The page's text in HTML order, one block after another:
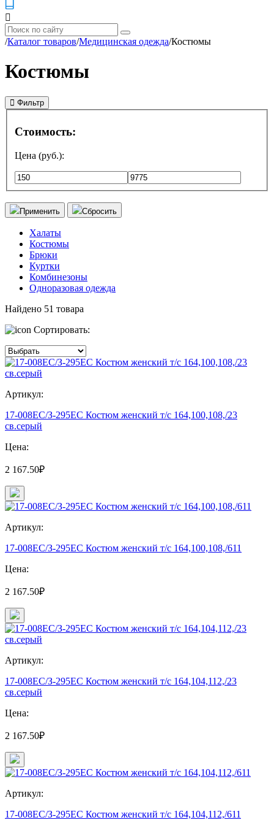
/Каталог товаров/Медицинская одежда/Костюмы
Костюмы
Фильтр
Стоимость:
Цена (руб.):
Применить Сбросить
Халаты
Костюмы
Брюки
Куртки
Комбинезоны
Одноразовая одежда
Найдено 51 товара
Сортировать:
Артикул:
17-008ЕС/З-295ЕС Костюм женский т/с 164,100,108,/23
св.серый
Цена:
2 167.50₽
Артикул:
17-008ЕС/З-295ЕС Костюм женский т/с 164,100,108,/611
Цена:
2 167.50₽
Артикул:
17-008ЕС/З-295ЕС Костюм женский т/с 164,104,112,/23
св.серый
Цена:
2 167.50₽
Артикул:
17-008ЕС/З-295ЕС Костюм женский т/с 164,104,112,/611